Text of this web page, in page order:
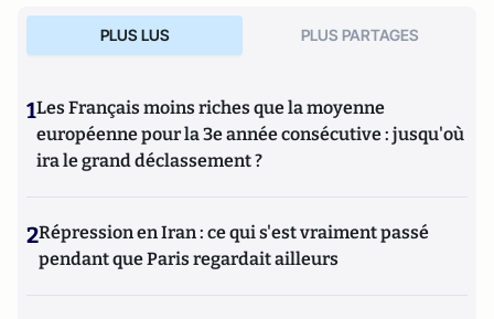
PLUS LUS PLUS PARTAGES
1Les Français moins riches que la moyenne
européenne pour la 3e année consécutive : jusqu'où
ira le grand déclassement ?
2Répression en Iran : ce qui s'est vraiment passé
pendant que Paris regardait ailleurs